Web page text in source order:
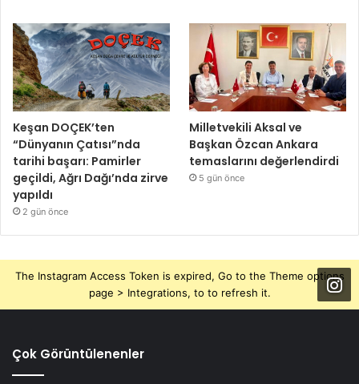
Keşan DOÇEK’ten
“Dünyanın Çatısı”nda
tarihi başarı: Pamirler
geçildi, Ağrı Dağı’nda zirve
yapıldı
2 gün önce
Milletvekili Aksal ve
Başkan Özcan Ankara
temaslarını değerlendirdi
5 gün önce
The Instagram Access Token is expired, Go to the Theme options
page > Integrations, to to refresh it.
Çok Görüntülenenler